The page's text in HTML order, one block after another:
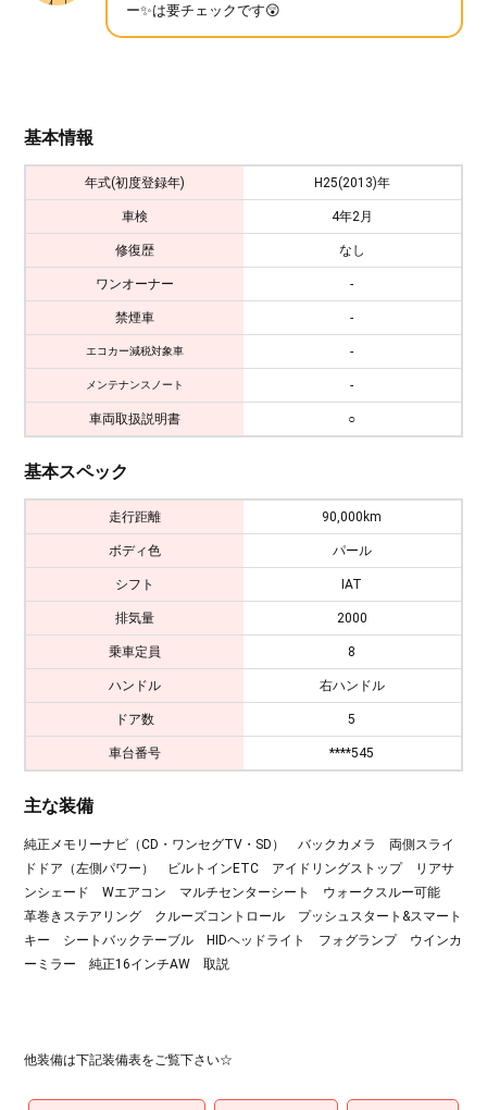
ー✨は要チェックです😲
基本情報
年式(初度登録年) H25(2013)年
車検 4年2月
修復歴 なし
ワンオーナー -
禁煙車 -
エコカー減税対象車 -
メンテナンスノート -
車両取扱説明書 ○
基本スペック
走行距離 90,000km
ボディ色 パール
シフト IAT
排気量 2000
乗車定員 8
ハンドル 右ハンドル
ドア数 5
車台番号 ****545
主な装備
純正メモリーナビ（CD・ワンセグTV・SD） バックカメラ 両側スライ
ドドア（左側パワー） ビルトインETC アイドリングストップ リアサ
ンシェード Wエアコン マルチセンターシート ウォークスルー可能
革巻きステアリング クルーズコントロール プッシュスタート&スマート
キー シートバックテーブル HIDヘッドライト フォグランプ ウインカ
ーミラー 純正16インチAW 取説
他装備は下記装備表をご覧下さい☆